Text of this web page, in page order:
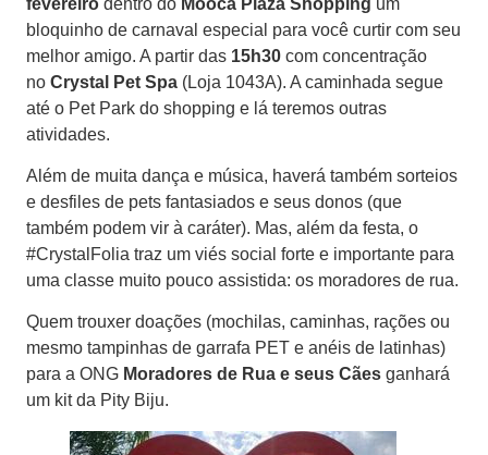
bloquinho de carnaval especial para você curtir com seu
melhor amigo. A partir das 15h30 com concentração
no Crystal Pet Spa (Loja 1043A). A caminhada segue
até o Pet Park do shopping e lá teremos outras
atividades.
Além de muita dança e música, haverá também sorteios
e desfiles de pets fantasiados e seus donos (que
também podem vir à caráter). Mas, além da festa, o
#CrystalFolia traz um viés social forte e importante para
uma classe muito pouco assistida: os moradores de rua.
Quem trouxer doações (mochilas, caminhas, rações ou
mesmo tampinhas de garrafa PET e anéis de latinhas)
para a ONG Moradores de Rua e seus Cães ganhará
um kit da Pity Biju.